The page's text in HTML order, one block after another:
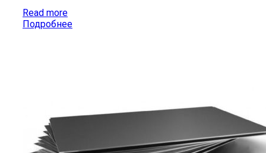
Read more
Подробнее